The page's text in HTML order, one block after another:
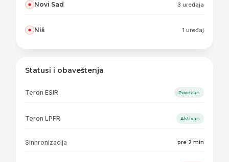
Novi Sad 3 uređaja
Niš 1 uređaj
Statusi i obaveštenja
Teron ESIR Povezan
Teron LPFR Aktivan
Sinhronizacija pre 2 min